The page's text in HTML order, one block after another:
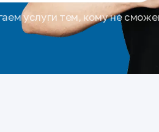
услуги тем, кому не